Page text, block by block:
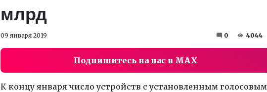
млрд
09 января 2019 0 4044
Подпишитесь на нас в MAX
К концу января число устройств с установленным голосовым